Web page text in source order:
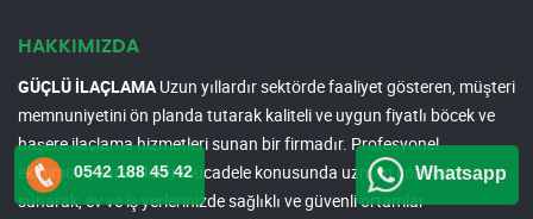
HAKKIMIZDA
GÜÇLÜ İLAÇLAMAUzun yıllardır sektörde faaliyet gösteren, müşteri
memnuniyetini ön planda tutarak kaliteli ve uygun fiyatlı böcek ve
haşere ilaçlama hizmetleri sunan bir firmadır. Profesyonel
ekibimizle, zararlılarla mücadele konusunda uzman çözümler
sunarak, ev ve iş yerlerinizde sağlıklı ve güvenli ortamlar
0542 188 45 42 Whatsapp